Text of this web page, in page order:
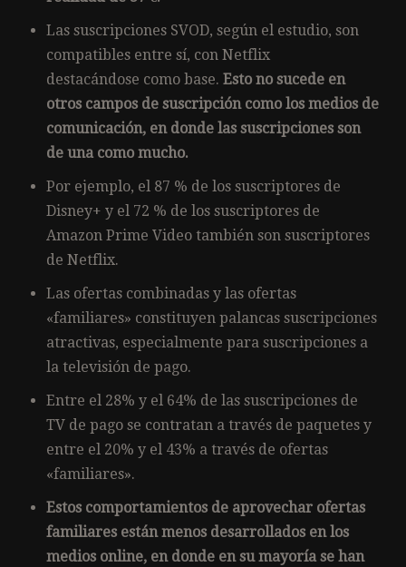
Las suscripciones SVOD, según el estudio, son
compatibles entre sí, con Netflix
destacándose como base. Esto no sucede en
otros campos de suscripción como los medios de
comunicación, en donde las suscripciones son
de una como mucho.
Por ejemplo, el 87 % de los suscriptores de
Disney+ y el 72 % de los suscriptores de
Amazon Prime Video también son suscriptores
de Netflix.
Las ofertas combinadas y las ofertas
«familiares» constituyen palancas suscripciones
atractivas, especialmente para suscripciones a
la televisión de pago.
Entre el 28% y el 64% de las suscripciones de
TV de pago se contratan a través de paquetes y
entre el 20% y el 43% a través de ofertas
«familiares».
Estos comportamientos de aprovechar ofertas
familiares están menos desarrollados en los
medios online, en donde en su mayoría se han